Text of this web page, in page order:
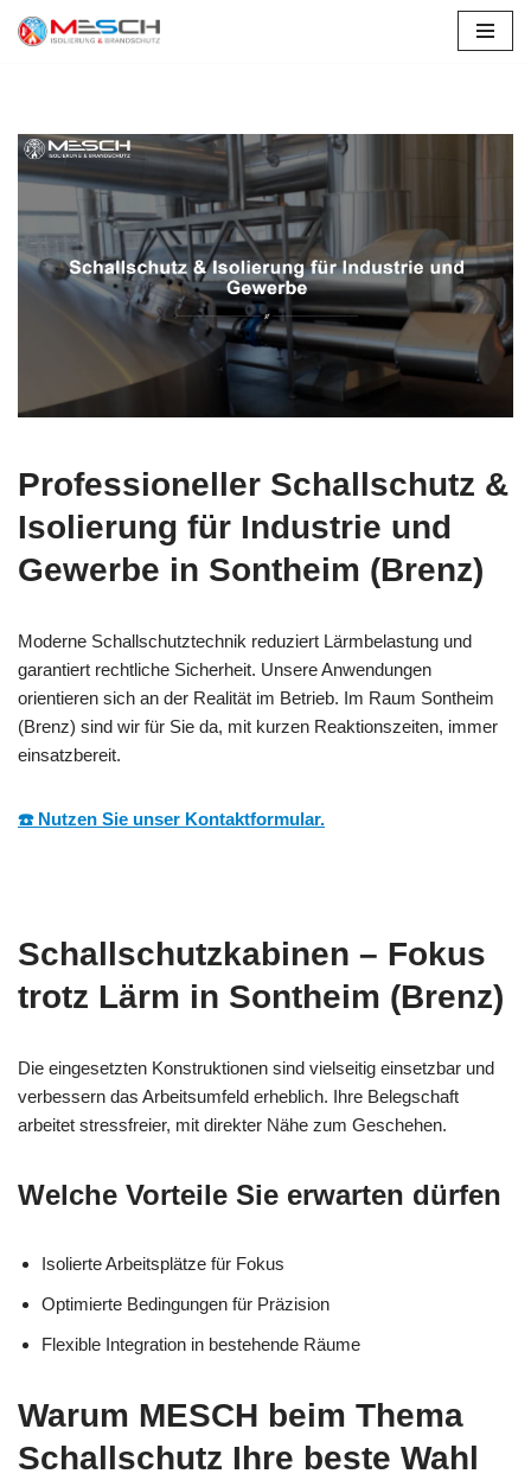
Professioneller Schallschutz &
Isolierung für Industrie und
Gewerbe in Sontheim (Brenz)
Moderne Schallschutztechnik reduziert Lärmbelastung und
garantiert rechtliche Sicherheit. Unsere Anwendungen
orientieren sich an der Realität im Betrieb. Im Raum Sontheim
(Brenz) sind wir für Sie da, mit kurzen Reaktionszeiten, immer
einsatzbereit.
☎️ Nutzen Sie unser Kontaktformular.
Schallschutzkabinen – Fokus
trotz Lärm in Sontheim (Brenz)
Die eingesetzten Konstruktionen sind vielseitig einsetzbar und
verbessern das Arbeitsumfeld erheblich. Ihre Belegschaft
arbeitet stressfreier, mit direkter Nähe zum Geschehen.
Welche Vorteile Sie erwarten dürfen
Isolierte Arbeitsplätze für Fokus
Optimierte Bedingungen für Präzision
Flexible Integration in bestehende Räume
Warum MESCH beim Thema
Schallschutz Ihre beste Wahl